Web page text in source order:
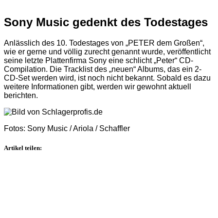
Sony Music gedenkt des Todestages
Anlässlich des 10. Todestages von „PETER dem Großen“,
wie er gerne und völlig zurecht genannt wurde, veröffentlicht
seine letzte Plattenfirma Sony eine schlicht „Peter“ CD-
Compilation. Die Tracklist des „neuen“ Albums, das ein 2-
CD-Set werden wird, ist noch nicht bekannt. Sobald es dazu
weitere Informationen gibt, werden wir gewohnt aktuell
berichten.
Fotos: Sony Music / Ariola / Schaffler
Artikel teilen: